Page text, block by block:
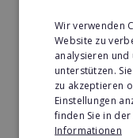
Tier- &
Immobilien
Kinder &
Kosmetik
Wir verwenden
Website zu
analysieren
unterstützen.
zu akzeptieren
Einstellungen
finden Sie in
Informationen